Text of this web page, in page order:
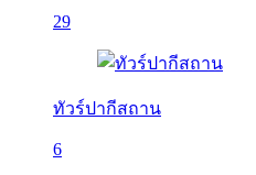
29
ทัวร์ปากีสถาน
6